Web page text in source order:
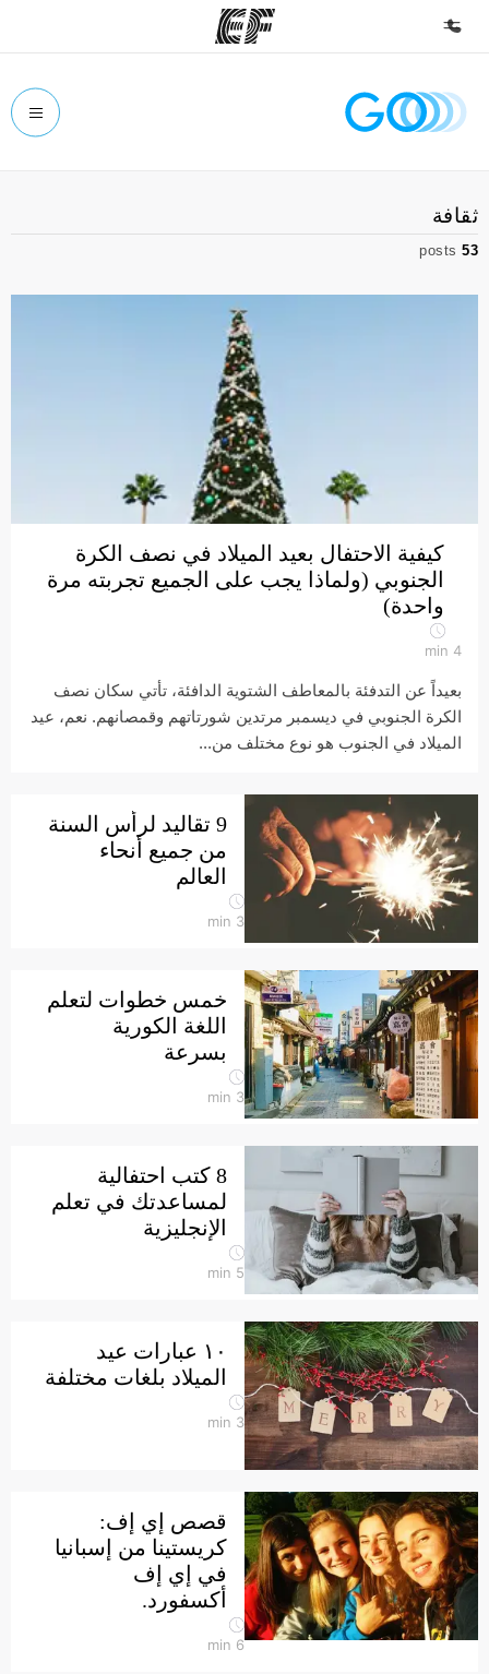
الصفحة الرئيسية
شاهد كل ما نقوم به
مكاتب
أعثر على مكتب قريب منك
ثقافة
53
posts
كيفية الاحتفال بعيد الميلاد في نصف الكرة
الجنوبي (ولماذا يجب على الجميع تجربته مرة
واحدة)
4
min
بعيداً عن التدفئة بالمعاطف الشتوية الدافئة، تأتي سكان نصف
الكرة الجنوبي في ديسمبر مرتدين شورتاتهم وقمصانهم. نعم، عيد
الميلاد في الجنوب هو نوع مختلف من...
9 تقاليد لرأس السنة
من جميع أنحاء
العالم
3
min
خمس خطوات لتعلم
اللغة الكورية
بسرعة
3
min
8 كتب احتفالية
لمساعدتك في تعلم
الإنجليزية
5
min
١٠ عبارات عيد
الميلاد بلغات مختلفة
3
min
قصص إي إف:
كريستينا من إسبانيا
في إي إف
أكسفورد.
6
min